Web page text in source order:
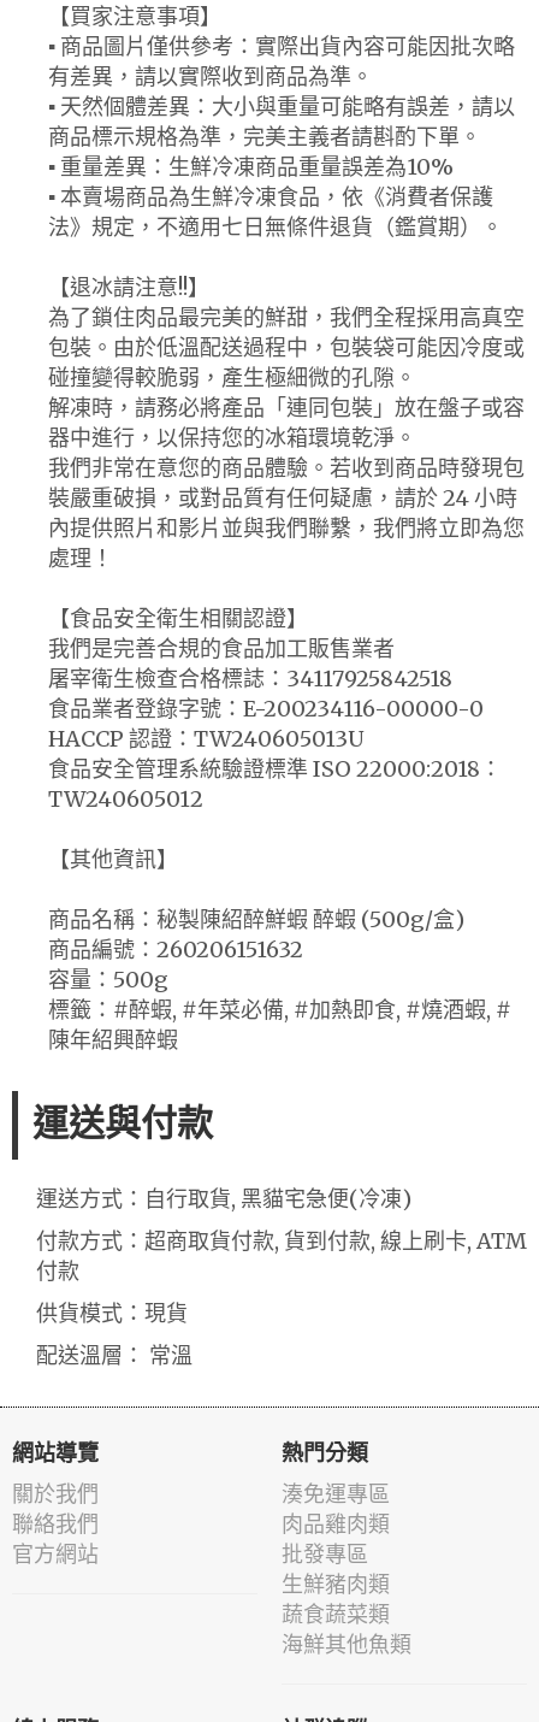
【買家注意事項】
▪ 商品圖片僅供參考：實際出貨內容可能因批次略
有差異，請以實際收到商品為準。
▪ 天然個體差異：大小與重量可能略有誤差，請以
商品標示規格為準，完美主義者請斟酌下單。
▪ 重量差異：生鮮冷凍商品重量誤差為10%
▪ 本賣場商品為生鮮冷凍食品，依《消費者保護
法》規定，不適用七日無條件退貨（鑑賞期）。
【退冰請注意!!】
為了鎖住肉品最完美的鮮甜，我們全程採用高真空
包裝。由於低溫配送過程中，包裝袋可能因冷度或
碰撞變得較脆弱，產生極細微的孔隙。
解凍時，請務必將產品「連同包裝」放在盤子或容
器中進行，以保持您的冰箱環境乾淨。
我們非常在意您的商品體驗。若收到商品時發現包
裝嚴重破損，或對品質有任何疑慮，請於 24 小時
內提供照片和影片並與我們聯繫，我們將立即為您
處理！
【食品安全衛生相關認證】
我們是完善合規的食品加工販售業者
屠宰衛生檢查合格標誌：34117925842518
食品業者登錄字號：E-200234116-00000-0
HACCP 認證：TW240605013U
食品安全管理系統驗證標準 ISO 22000:2018：
TW240605012
【其他資訊】
商品名稱：秘製陳紹醉鮮蝦 醉蝦 (500g/盒)
商品編號：260206151632
容量：500g
標籤：#醉蝦, #年菜必備, #加熱即食, #燒酒蝦, #
陳年紹興醉蝦
運送與付款
運送方式：自行取貨, 黑貓宅急便(冷凍)
付款方式：超商取貨付款, 貨到付款, 線上刷卡, ATM
付款
供貨模式：現貨
配送溫層： 常溫
網站導覽
關於我們
聯絡我們
官方網站
熱門分類
湊免運專區
肉品雞肉類
批發專區
生鮮豬肉類
蔬食蔬菜類
海鮮其他魚類